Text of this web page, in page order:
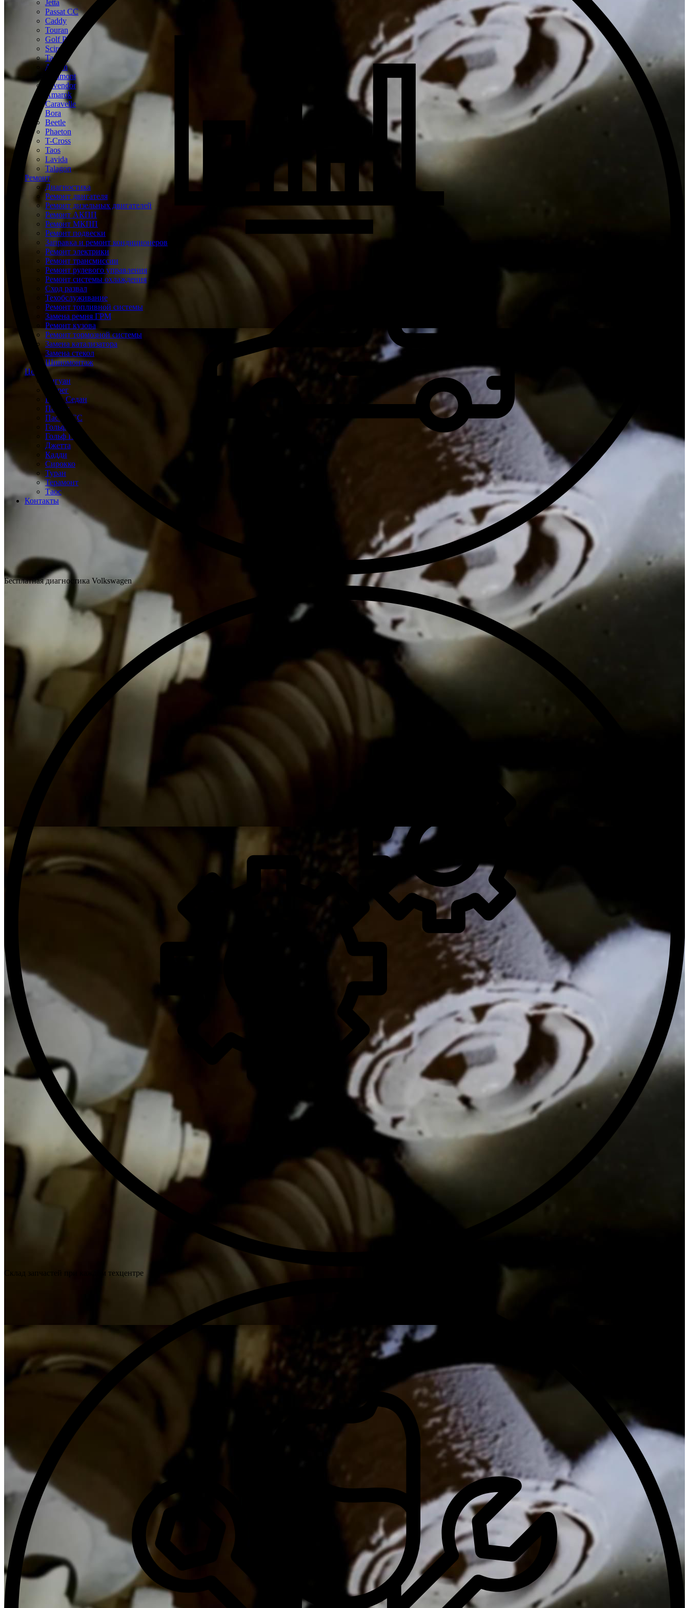
Jetta
Passat CC
Caddy
Touran
Golf Plus
Scirocco
Tayron
Arteon
Teramont
Tavendor
Amarok
Caravelle
Bora
Beetle
Phaeton
T-Cross
Taos
Lavida
Talagon
Ремонт
Диагностика
Ремонт двигателя
Ремонт дизельных двигателей
Ремонт АКПП
Ремонт МКПП
Ремонт подвески
Заправка и ремонт кондиционеров
Ремонт электрики
Ремонт трансмиссии
Ремонт рулевого управления
Ремонт системы охлаждения
Сход развал
Техобслуживание
Ремонт топливной системы
Замена ремня ГРМ
Ремонт кузова
Ремонт тормозной системы
Замена катализатора
Замена стекол
Шиномонтаж
Цены
Тигуан
Туарег
Поло Седан
Пассат
Пассат СС
Гольф
Гольф Плюс
Джетта
Кадди
Сирокко
Туран
Терамонт
Таос
Контакты
Бесплатная диагностика Volkswagen
Склад запчастей при каждом техцентре